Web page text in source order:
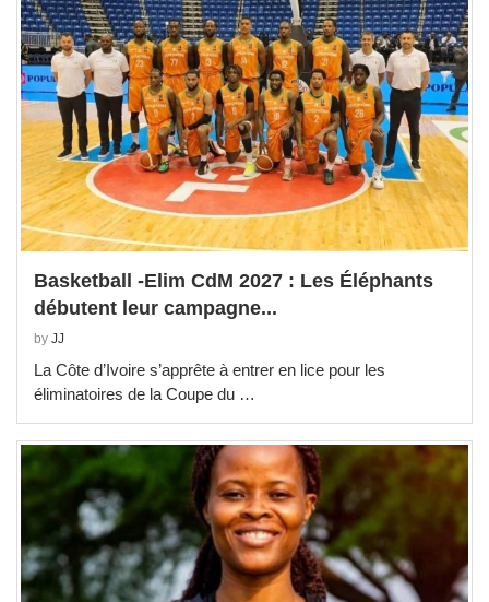
Basketball -Elim CdM 2027 : Les Éléphants
débutent leur campagne...
by JJ
La Côte d’Ivoire s’apprête à entrer en lice pour les
éliminatoires de la Coupe du …